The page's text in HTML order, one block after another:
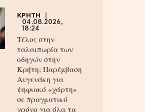
ΚΡΗΤΗ
04.08.2026,
18:24
Τέλος στην
ταλαιπωρία των
οδηγών στην
Κρήτη; Παρέμβαση
Αυγενάκη για
ψηφιακό «χάρτη»
σε πραγματικό
χρόνο για όλα τα